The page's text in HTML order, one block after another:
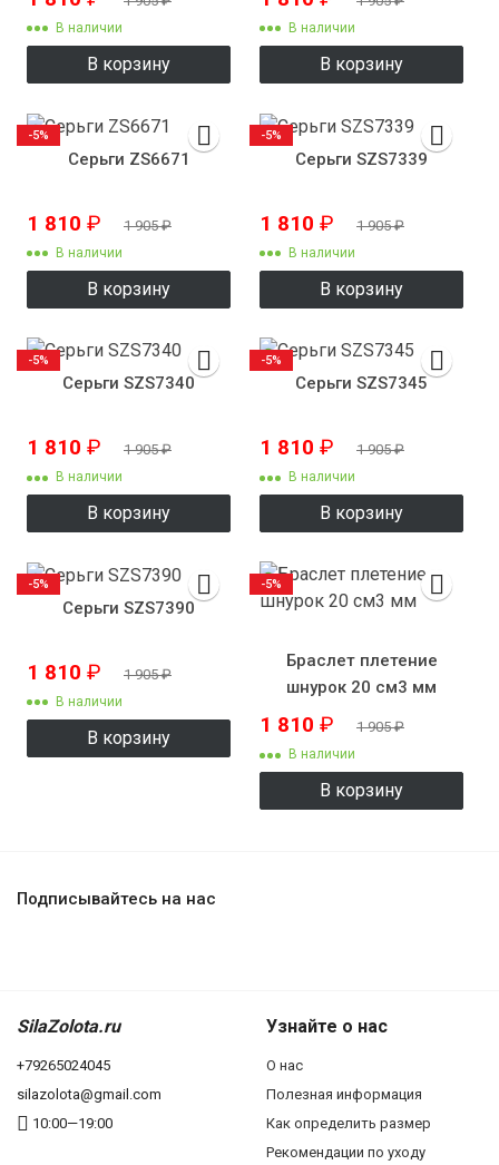
В наличии
В корзину
В наличии
В корзину
Серьги ZS6671
1 810 ₽ 1 905₽
В наличии
В корзину
-5%
Серьги SZS7339
1 810 ₽ 1 905₽
В наличии
В корзину
-5%
Серьги SZS7340
1 810 ₽ 1 905₽
В наличии
В корзину
-5%
Серьги SZS7345
1 810 ₽ 1 905₽
В наличии
В корзину
-5%
Серьги SZS7390
1 810 ₽ 1 905₽
В наличии
В корзину
-5%
Браслет плетение
шнурок 20 см3 мм
1 810 ₽ 1 905₽
В наличии
В корзину
-5%
Подписывайтесь на нас
SilaZolota.ru
+79265024045
silazolota@gmail.com
10:00—19:00
Узнайте о нас
О нас
Полезная информация
Как определить размер
Рекомендации по уходу